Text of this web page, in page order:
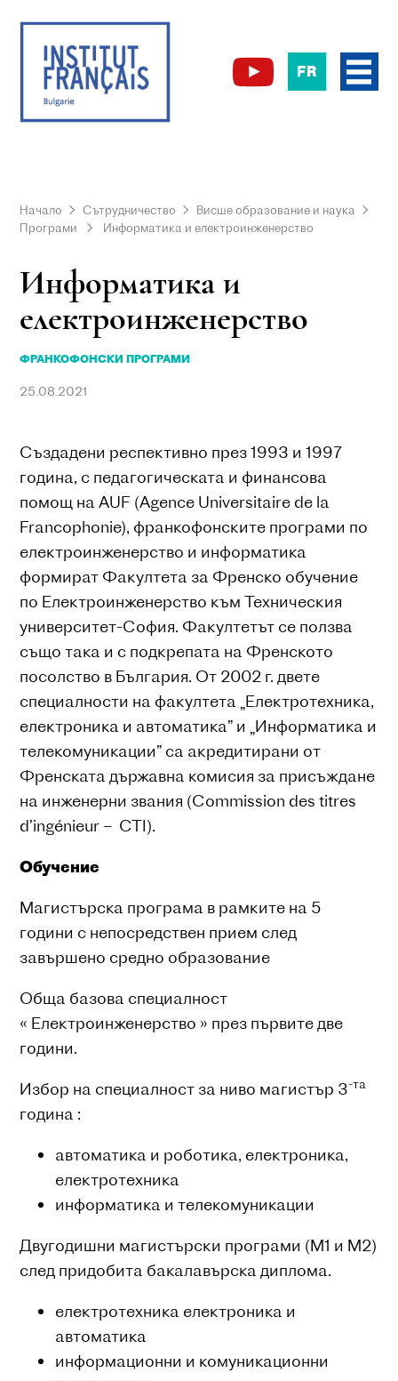
FR
Начало Сътрудничество
Висше образование и наука
Програми
Информатика и електроинженерство
Информатика и
електроинженерство
ФРАНКОФОНСКИ ПРОГРАМИ
25.08.2021
Създадени респективно през 1993 и 1997
година, с педагогическата и финансова
помощ на AUF (Agence Universitaire de la
Francophonie), франкофонските програми по
електроинженерство и информатика
формират Факултета за Френско обучение
по Електроинженерство към Техническия
университет-София. Факултетът се ползва
също така и с подкрепата на Френското
посолство в България. От 2002 г. двете
специалности на факултета „Електротехника,
електроника и автоматика” и „Информатика и
телекомуникации” са акредитирани от
Френската държавна комисия за присъждане
на инженерни звания (Commission des titres
d’ingénieur – CTI).
Обучение
Магистърска програма в рамките на 5
години с непосредствен прием след
завършено средно образование
Обща базова специалност
« Електроинженерство » през първите две
години.
Избор на специалност за ниво магистър 3-та
година :
автоматика и роботика, електроника,
електротехника
информатика и телекомуникации
Двугодишни магистърски програми (M1 и M2)
след придобита бакалавърска диплома.
електротехника електроника и
автоматика
информационни и комуникационни